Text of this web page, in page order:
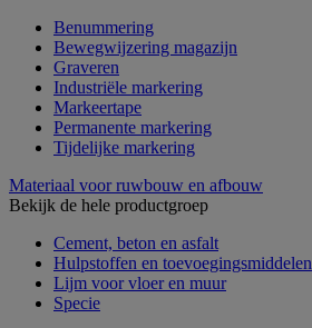
Benummering
Bewegwijzering magazijn
Graveren
Industriële markering
Markeertape
Permanente markering
Tijdelijke markering
Materiaal voor ruwbouw en afbouw
Bekijk de hele productgroep
Cement, beton en asfalt
Hulpstoffen en toevoegingsmiddelen
Lijm voor vloer en muur
Specie